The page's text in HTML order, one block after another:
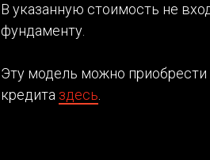
В указанную стоимость не
фундаменту.
Эту модель можно приобрести
кредита здесь.